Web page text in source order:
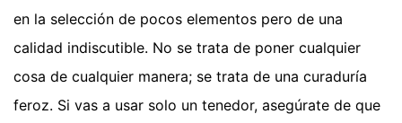
en la selección de pocos elementos pero de una
calidad indiscutible. No se trata de poner cualquier
cosa de cualquier manera; se trata de una curaduría
feroz. Si vas a usar solo un tenedor, asegúrate de que